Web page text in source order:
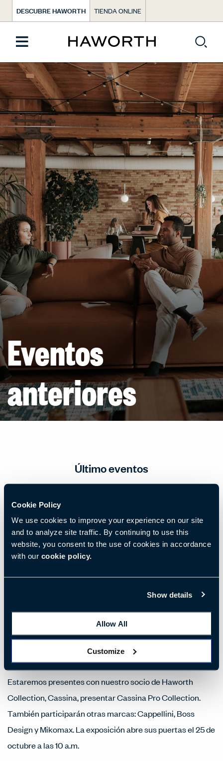
Cookie Policy
We use cookies to improve your experience on our site
and to analyze site traffic. By continuing to use this
website, you consent to the use of cookies in accordance
with our cookie policy.
Show details
Allow All
Customize
DESCUBRE HAWORTH TIENDA ONLINE
Eventos
anteriores
Último eventos
The Haworth Warehouse Experience
Vive una experiencia extraordinaria.
Estaremos presentes con nuestro socio de Haworth
Collection, Cassina, presentar Cassina Pro Collection.
También participarán otras marcas: Cappellini, Boss
Design y Mikomax. La exposición abre sus puertas el 25 de
octubre a las 10 a.m.